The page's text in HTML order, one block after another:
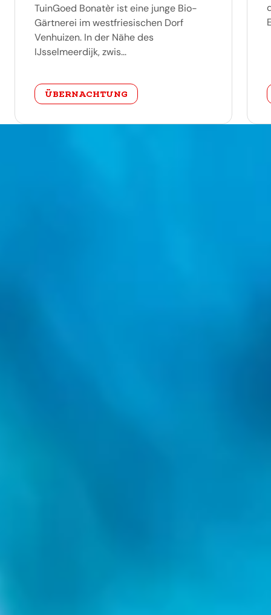
TuinGoed Bonatèr ist eine junge Bio-
Gärtnerei im westfriesischen Dorf
Venhuizen. In der Nähe des
IJsselmeerdijk, zwis...
categorie
ÜBERNACHTUNG